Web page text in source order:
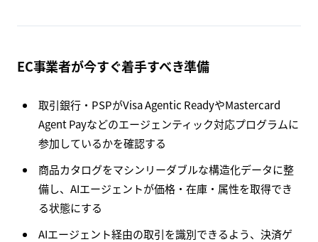
EC事業者が今すぐ着手すべき準備
取引銀行・PSPがVisa Agentic ReadyやMastercard
Agent Payなどのエージェンティック対応プログラムに
参加しているかを確認する
商品カタログをマシンリーダブルな構造化データに整
備し、AIエージェントが価格・在庫・属性を取得でき
る状態にする
AIエージェント経由の取引を識別できるよう、決済ゲ